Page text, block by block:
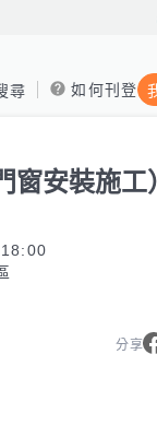
尋 如何刊登
安裝施工
分享